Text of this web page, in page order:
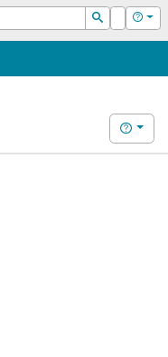
Suchen
Login Hilfe
Hilfe